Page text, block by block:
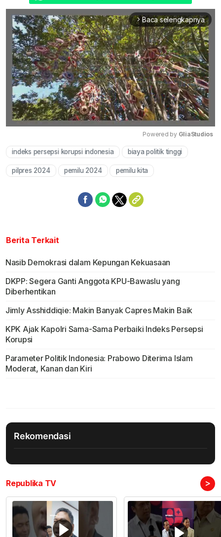
arrow_forward_ios Baca selengkapnya
Mute
Powered by GliaStudios
indeks persepsi korupsi indonesia biaya politik tinggi
pilpres 2024 pemilu 2024 pemilu kita
Berita Terkait
Nasib Demokrasi dalam Kepungan Kekuasaan
DKPP: Segera Ganti Anggota KPU-Bawaslu yang
Diberhentikan
Jimly Asshiddiqie: Makin Banyak Capres Makin Baik
KPK Ajak Kapolri Sama-Sama Perbaiki Indeks Persepsi
Korupsi
Parameter Politik Indonesia: Prabowo Diterima Islam
Moderat, Kanan dan Kiri
Rekomendasi
Republika TV >